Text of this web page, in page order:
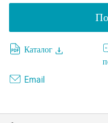
Каталог
Email